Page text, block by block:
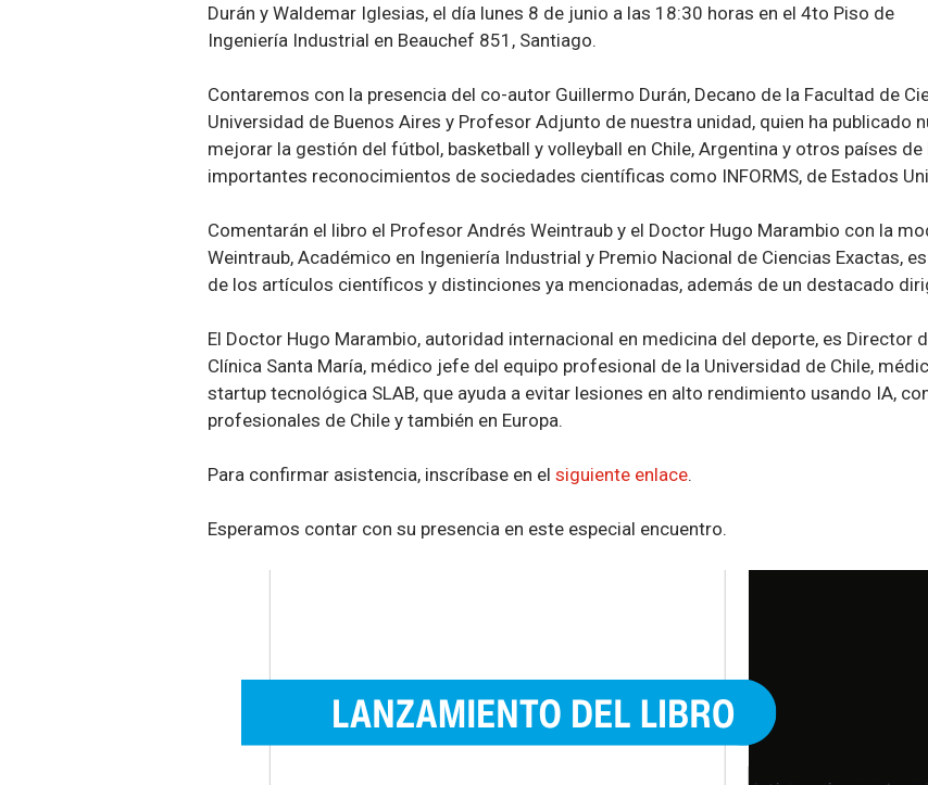
Durán y Waldemar Iglesias, el día lunes 8 de junio a las 18:30 horas en el 4to Piso de
Ingeniería Industrial en Beauchef 851, Santiago.
Contaremos con la presencia del co-autor Guillermo Durán, Decano de la Facultad de
Universidad de Buenos Aires y Profesor Adjunto de nuestra unidad, quien ha
mejorar la gestión del fútbol, basketball y volleyball en Chile, Argentina y otros países
importantes reconocimientos de sociedades científicas como INFORMS, de Estados
Comentarán el libro el Profesor Andrés Weintraub y el Doctor Hugo Marambio con la
Weintraub, Académico en Ingeniería Industrial y Premio Nacional de Ciencias Exactas,
de los artículos científicos y distinciones ya mencionadas, además de un destacado
El Doctor Hugo Marambio, autoridad internacional en medicina del deporte, es Director
Clínica Santa María, médico jefe del equipo profesional de la Universidad de Chile,
startup tecnológica SLAB, que ayuda a evitar lesiones en alto rendimiento usando IA,
profesionales de Chile y también en Europa.
Para confirmar asistencia, inscríbase en elsiguiente enlace.
Esperamos contar con su presencia en este especial encuentro.